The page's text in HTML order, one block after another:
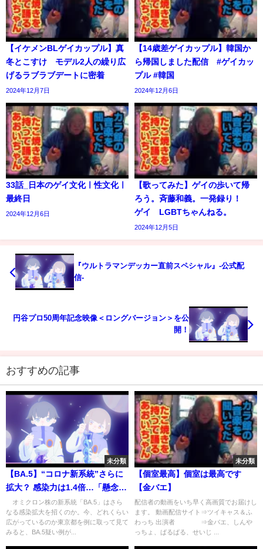
【イケメンBLゲイカップル】真
冬とこすけ モデル2人の繰り広
げるラブラブデートに密着
2024年12月7日
【14歳差ゲイカップル】韓国か
ら帰国しました配信 #ゲイカッ
プル #韓国
2024年12月6日
33話_日本のゲイ文化ㅣ性文化ㅣ
最終日
2024年12月6日
【歌ってみた】ゲイの歩いて帰
ろう。斉藤和義。一発録り！
ゲイ LGBTちゃんねる。
2024年12月5日
『ウルトラマンデッカー直前スペシャル』-公式配
信-
円谷プロ50周年記念映像＜ロングバージョン＞を公
開！
おすすめの記事
未分類
【BA.5】“コロナ新系統”さらに
拡大？ 感染力は1.4倍…「懸念材
料と安心材料が混在」(2022年7
月6日)
オミクロン株の新系統「BA.5」はさら
なる感染拡大を招くのか。今、どれくらい
広がっているのか東京都を例に取って見て
みると、BA.5疑い例が...
未分類
【個室最高】個室は最高です
【金バエ】
配信者の動画をいち早く高画質でお届けし
ます。 動画配信サイト⇒ツイキャス＆ふ
わっち 出演者 ⇒金バエ、しんや
っちょ、ぱるぱる、せいじ ...